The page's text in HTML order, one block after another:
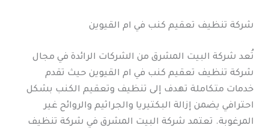
شركة تنظيف تعقيم كنب في ام القيوين
تُعد شركة البيت المشرق من الشركات الرائدة في مجال
شركة تنظيف تعقيم كنب في ام القيوين حيث تقدم
خدمات متكاملة تهدف إلى تنظيف وتعقيم الكنب بشكل
احترافي يضمن إزالة البكتيريا والجراثيم والروائح غير
المرغوبة. تعتمد شركة البيت المشرق في شركة تنظيف